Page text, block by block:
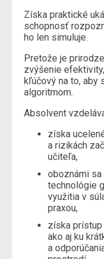
Získa praktické
schopnosť
ho len simuluje.
Pretože je
zvýšenie
kľúčový na to, aby
algoritmom.
Absolvent
získa
a rizikách
učiteľa,
oboznámi
technológie
využitia v
praxou,
získa prístup
ako aj ku
a